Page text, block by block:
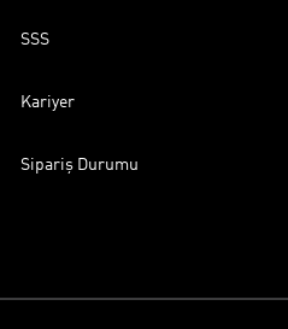
SSS
Kariyer
Sipariş Durumu